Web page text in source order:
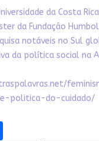
da Costa
da Fundação
notáveis no Sul
da política social na
politica-do-cuidado/
Share